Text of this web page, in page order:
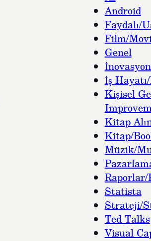
Android
Faydalı/
Film/
Genel
İş
Kişisel
Kitap
Kitap/
Müzik/
Raporlar/
Statista
Strateji/
Ted Talks
Visual